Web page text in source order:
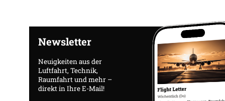
Newsletter
Neuigkeiten aus der
Luftfahrt, Technik,
Raumfahrt und mehr –
direkt in Ihre E-Mail!